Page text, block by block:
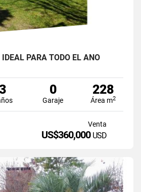
PARA TODO EL AÑO
0
Garaje
228
Área m2
Venta
US$360,000 USD